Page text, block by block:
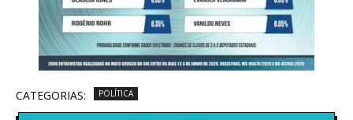
CATEGORIAS: POLÍTICA